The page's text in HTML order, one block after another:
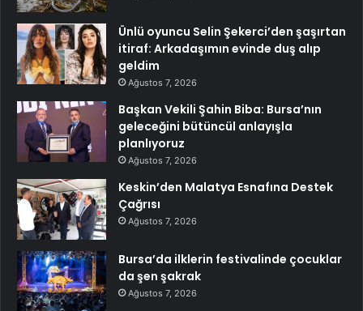
Ünlü oyuncu Selin Şekerci’den şaşırtan
itiraf: Arkadaşımın evinde duş alıp
geldim
Ağustos 7, 2026
Başkan Vekili Şahin Biba: Bursa’nın
geleceğini bütüncül anlayışla
planlıyoruz
Ağustos 7, 2026
Keskin’den Malatya Esnafına Destek
Çağrısı
Ağustos 7, 2026
Bursa’da ilklerin festivalinde çocuklar
da şen şakrak
Ağustos 7, 2026